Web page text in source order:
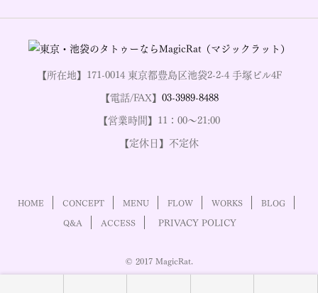
【所在地】171-0014 東京都豊島区池袋2-2-4 手塚ビル4F
【電話/FAX】 03-3989-8488
【営業時間】11：00～21:00
【定休日】不定休
HOME CONCEPT MENU FLOW WORKS
BLOG
Q&A
ACCESS PRIVACY POLICY
© 2017 MagicRat.